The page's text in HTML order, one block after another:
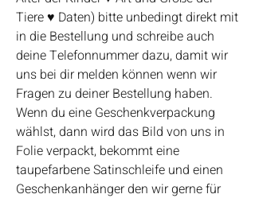
Tiere ♥ Daten) bitte unbedingt direkt mit
in die Bestellung und schreibe auch
deine Telefonnummer dazu, damit wir
uns bei dir melden können wenn wir
Fragen zu deiner Bestellung haben.
Wenn du eine Geschenkverpackung
wählst, dann wird das Bild von uns in
Folie verpackt, bekommt eine
taupefarbene Satinschleife und einen
Geschenkanhänger den wir gerne für